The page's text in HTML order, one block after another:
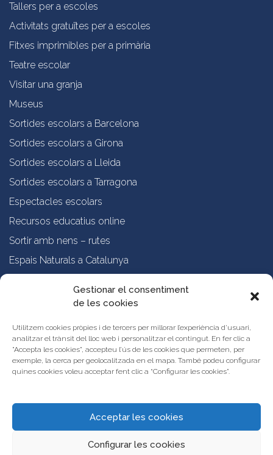
Gestionar el consentiment
de les cookies
Utilitzem cookies pròpies i de tercers per millorar l’experiència d’usuari,
analitzar el trànsit del lloc web i personalitzar el contingut. En fer clic a
"Accepta les cookies", accepteu l’ús de les cookies que permeten, per
exemple, la cerca per geolocalitzada en el mapa. També podeu configurar
quines cookies voleu acceptar fent clic a “Configurar les cookies”.
Acceptar les cookies
Configurar les cookies
Tallers per a escoles
Activitats gratuïtes per a escoles
Fitxes imprimibles per a primària
Teatre escolar
Visitar una granja
Museus
Sortides escolars a Barcelona
Sortides escolars a Girona
Sortides escolars a Lleida
Sortides escolars a Tarragona
Espectacles escolars
Recursos educatius online
Sortir amb nens – rutes
Espais Naturals a Catalunya
Qui som?
Vols publicar les teves propostes al Portal d’Activitats Educatives de
Catalunya?
Condicions d’ús i avís legal